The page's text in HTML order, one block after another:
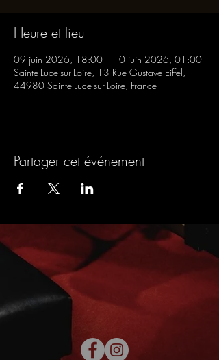
Heure et lieu
09 juin 2026, 18:00 – 10 juin 2026, 01:00
Sainte-Luce-sur-Loire, 13 Rue Gustave Eiffel,
44980 Sainte-Luce-sur-Loire, France
Partager cet événement